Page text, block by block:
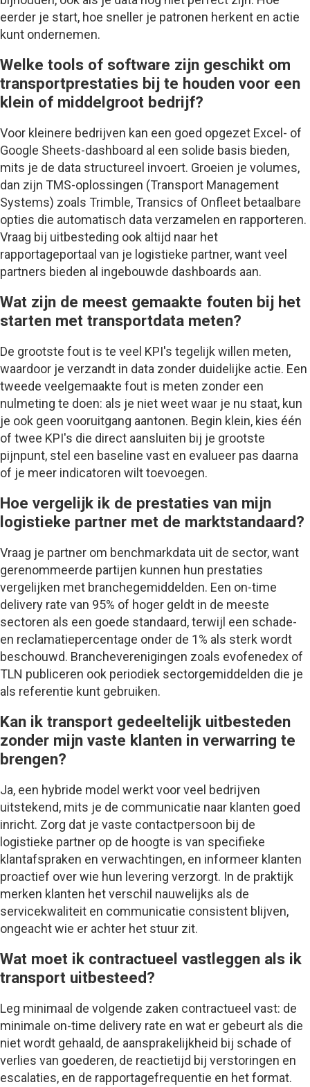
eerder je start, hoe sneller je patronen herkent en actie
kunt ondernemen.
Welke tools of software zijn geschikt om
transportprestaties bij te houden voor een
klein of middelgroot bedrijf?
Voor kleinere bedrijven kan een goed opgezet Excel- of
Google Sheets-dashboard al een solide basis bieden,
mits je de data structureel invoert. Groeien je volumes,
dan zijn TMS-oplossingen (Transport Management
Systems) zoals Trimble, Transics of Onfleet betaalbare
opties die automatisch data verzamelen en rapporteren.
Vraag bij uitbesteding ook altijd naar het
rapportageportaal van je logistieke partner, want veel
partners bieden al ingebouwde dashboards aan.
Wat zijn de meest gemaakte fouten bij het
starten met transportdata meten?
De grootste fout is te veel KPI's tegelijk willen meten,
waardoor je verzandt in data zonder duidelijke actie. Een
tweede veelgemaakte fout is meten zonder een
nulmeting te doen: als je niet weet waar je nu staat, kun
je ook geen vooruitgang aantonen. Begin klein, kies één
of twee KPI's die direct aansluiten bij je grootste
pijnpunt, stel een baseline vast en evalueer pas daarna
of je meer indicatoren wilt toevoegen.
Hoe vergelijk ik de prestaties van mijn
logistieke partner met de marktstandaard?
Vraag je partner om benchmarkdata uit de sector, want
gerenommeerde partijen kunnen hun prestaties
vergelijken met branchegemiddelden. Een on-time
delivery rate van 95% of hoger geldt in de meeste
sectoren als een goede standaard, terwijl een schade-
en reclamatiepercentage onder de 1% als sterk wordt
beschouwd. Brancheverenigingen zoals evofenedex of
TLN publiceren ook periodiek sectorgemiddelden die je
als referentie kunt gebruiken.
Kan ik transport gedeeltelijk uitbesteden
zonder mijn vaste klanten in verwarring te
brengen?
Ja, een hybride model werkt voor veel bedrijven
uitstekend, mits je de communicatie naar klanten goed
inricht. Zorg dat je vaste contactpersoon bij de
logistieke partner op de hoogte is van specifieke
klantafspraken en verwachtingen, en informeer klanten
proactief over wie hun levering verzorgt. In de praktijk
merken klanten het verschil nauwelijks als de
servicekwaliteit en communicatie consistent blijven,
ongeacht wie er achter het stuur zit.
Wat moet ik contractueel vastleggen als ik
transport uitbesteed?
Leg minimaal de volgende zaken contractueel vast: de
minimale on-time delivery rate en wat er gebeurt als die
niet wordt gehaald, de aansprakelijkheid bij schade of
verlies van goederen, de reactietijd bij verstoringen en
escalaties, en de rapportagefrequentie en het format.